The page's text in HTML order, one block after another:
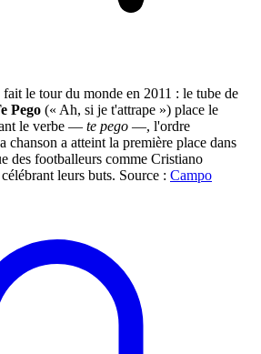
le tour du monde en 2011 : le tube de
Pego (« Ah, si je t'attrape ») place le
le verbe — te pego —, l'ordre
chanson a atteint la première place dans
des footballeurs comme Cristiano
leurs buts. Source : Campo